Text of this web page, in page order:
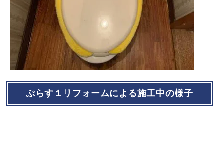
ぷらす１リフォームによる施工中の様子